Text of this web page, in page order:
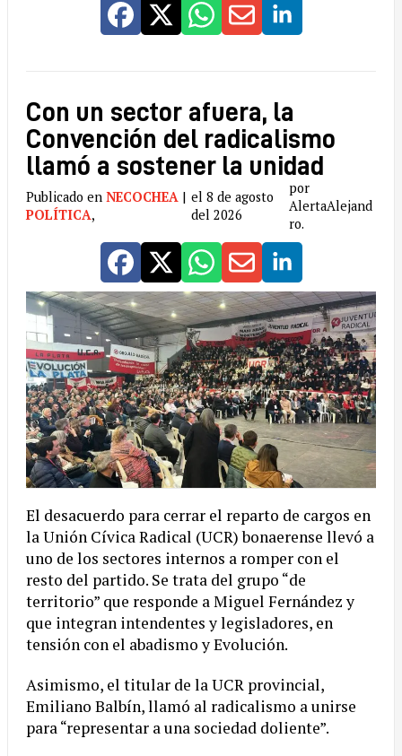
Con un sector afuera, la
Convención del radicalismo
llamó a sostener la unidad
Publicado en NECOCHEA |
POLÍTICA,
el 8 de agosto
del 2026
por
AlertaAlejand
ro.
El desacuerdo para cerrar el reparto de cargos en
la Unión Cívica Radical (UCR) bonaerense llevó a
uno de los sectores internos a romper con el
resto del partido. Se trata del grupo “de
territorio” que responde a Miguel Fernández y
que integran intendentes y legisladores, en
tensión con el abadismo y Evolución.
Asimismo, el titular de la UCR provincial,
Emiliano Balbín, llamó al radicalismo a unirse
para “representar a una sociedad doliente”.